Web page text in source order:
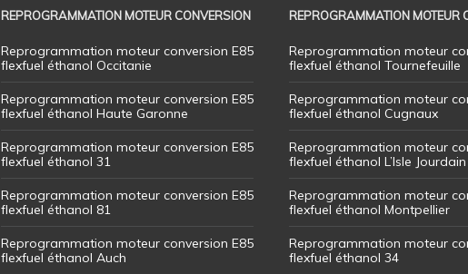
REPROGRAMMATION MOTEUR CONVERSION
Reprogrammation moteur conversion E85
flexfuel éthanol Occitanie
Reprogrammation moteur conversion E85
flexfuel éthanol Haute Garonne
Reprogrammation moteur conversion E85
flexfuel éthanol 31
Reprogrammation moteur conversion E85
flexfuel éthanol 81
Reprogrammation moteur conversion E85
flexfuel éthanol Auch
REPROGRAMMATION MOTEUR
Reprogrammation moteur
flexfuel éthanol Tournefeuille
Reprogrammation moteur
flexfuel éthanol Cugnaux
Reprogrammation moteur
flexfuel éthanol L’Isle Jourdain
Reprogrammation moteur
flexfuel éthanol Montpellier
Reprogrammation moteur
flexfuel éthanol 34